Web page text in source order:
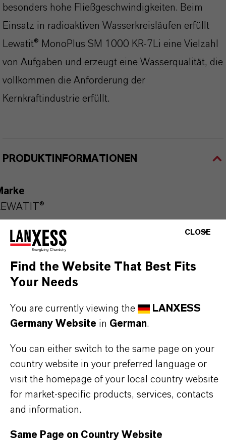
besonders hohe Fließgeschwindigkeiten. Beim
Einsatz in radioaktiven Wasserkreisläufen erfüllt
Lewatit® MonoPlus SM 1000 KR-7Li eine Vielzahl
von Aufgaben und erzeugt eine Wasserqualität, die
vollkommen die Anforderung der
Kernkraftindustrie erfüllt.
PRODUKTINFORMATIONEN
PRODUKTANWENDUNGEN
PRODUKTDATENBLÄTTER
Hier können die Produktdatenblätter
heruntergeladen werden.
Nach Auswahl des Dropdowns erscheint ein
Download-Link.
CLOSE
Find the Website That Best Fits
Your Needs
You are currently viewing the
LANXESS
Germany Website in German.
You can either switch to the same page on your
country website in your preferred language or
visit the homepage of your local country website
for market-specific products, services, contacts
and information.
Same Page on Country Website